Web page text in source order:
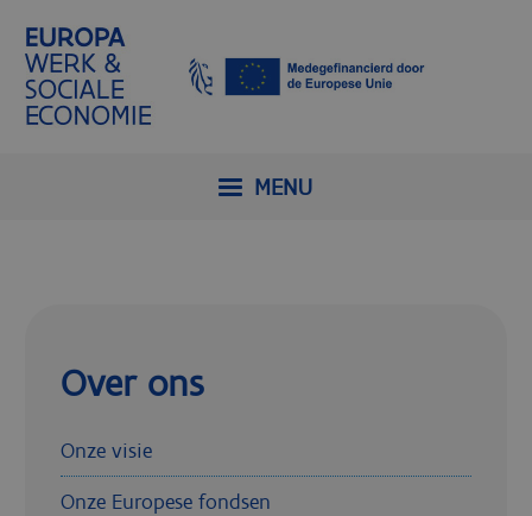
MENU
Over ons
Onze visie
Onze Europese fondsen